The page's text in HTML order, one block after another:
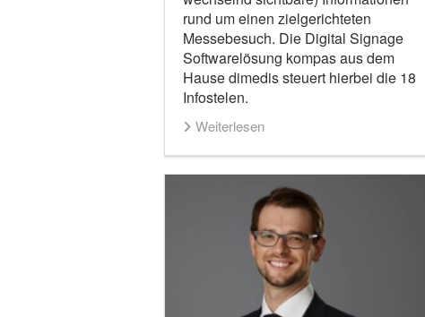
rund um einen zielgerichteten
Messebesuch. Die Digital Signage
Softwarelösung kompas aus dem
Hause dimedis steuert hierbei die 18
Infostelen.
Weiterlesen